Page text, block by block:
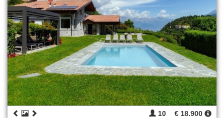
10 € 18.900